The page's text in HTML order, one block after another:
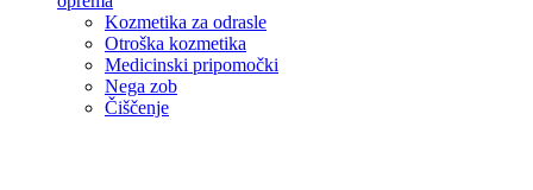
Kozmetika za odrasle
Otroška kozmetika
Medicinski pripomočki
Nega zob
Čiščenje